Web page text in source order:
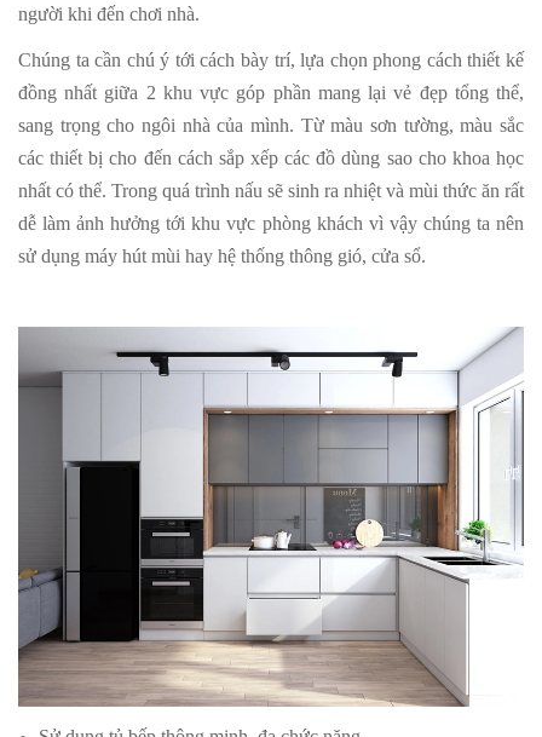
người khi đến chơi nhà.
Chúng ta cần chú ý tới cách bày trí, lựa chọn phong cách thiết kế
đồng nhất giữa 2 khu vực góp phần mang lại vẻ đẹp tổng thể,
sang trọng cho ngôi nhà của mình. Từ màu sơn tường, màu sắc
các thiết bị cho đến cách sắp xếp các đồ dùng sao cho khoa học
nhất có thể. Trong quá trình nấu sẽ sinh ra nhiệt và mùi thức ăn rất
dễ làm ảnh hưởng tới khu vực phòng khách vì vậy chúng ta nên
sử dụng máy hút mùi hay hệ thống thông gió, cửa sổ.